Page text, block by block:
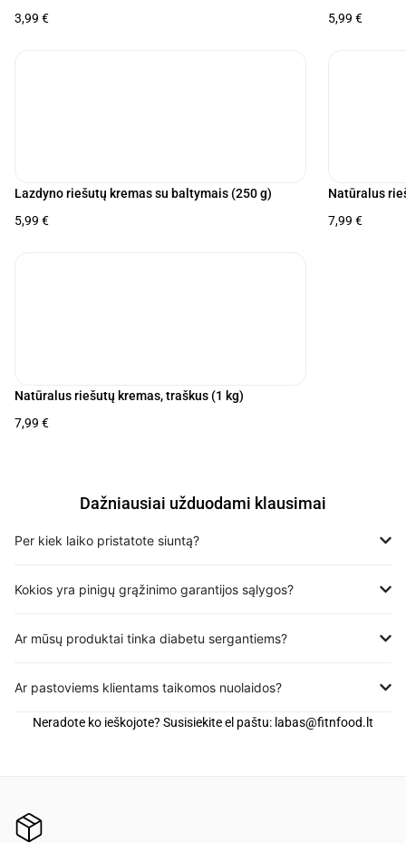
3,99 €
5,99 €
Lazdyno riešutų kremas su baltymais (250 g)
5,99 €
Natūralus
7,99 €
Natūralus riešutų kremas, traškus (1 kg)
7,99 €
Dažniausiai užduodami klausimai
Per kiek laiko pristatote siuntą?
Kokios yra pinigų grąžinimo garantijos sąlygos?
Ar mūsų produktai tinka diabetu sergantiems?
Ar pastoviems klientams taikomos nuolaidos?
Neradote ko ieškojote? Susisiekite el paštu: labas@fitnfood.lt